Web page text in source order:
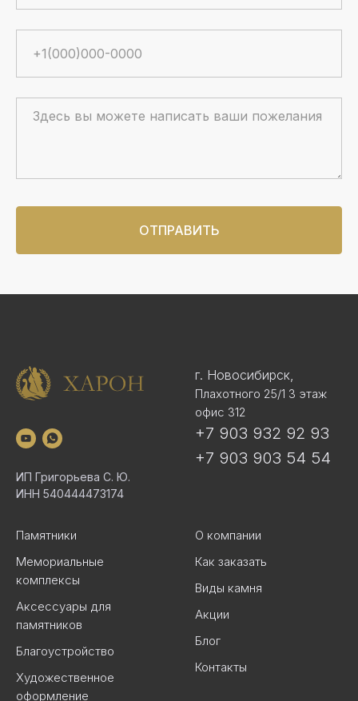
ОТПРАВИТЬ
ИП Григорьева С. Ю.
ИНН 540444473174
г. Новосибирск,
Плахотного 25/1 3 этаж
офис 312
+7 903 932 92 93
+7 903 903 54 54
Памятники
Мемориальные
комплексы
Аксессуары для
памятников
Благоустройство
Художественное
оформление
О компании
Как заказать
Виды камня
Акции
Блог
Контакты